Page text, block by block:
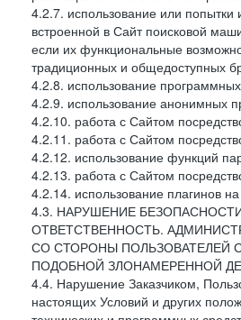
4.2.7. использование или
встроенной в Сайт поисковой
если их функциональные
традиционных и общедоступных
4.2.8. использование
4.2.9. использование анонимных
4.2.10. работа с Сайтом
4.2.11. работа с Сайтом
4.2.12. использование функций
4.2.13. работа с Сайтом
4.2.14. использование плагинов
4.3. НАРУШЕНИЕ
ОТВЕТСТВЕННОСТЬ.
СО СТОРОНЫ ПОЛЬЗОВАТЕЛЕЙ
ПОДОБНОЙ ЗЛОНАМЕРЕННОЙ
4.4. Нарушение Заказчиком,
настоящих Условий и других